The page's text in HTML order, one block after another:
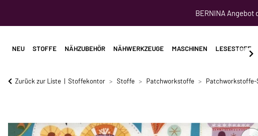
BERNINA
NEU STOFFE NÄHZUBEHÖR NÄHWERKZEUGE MASCHINEN LESESTOFF
Zurück zur Liste Stoffekontor Stoffe Patchworkstoffe Patchworkstoffe-